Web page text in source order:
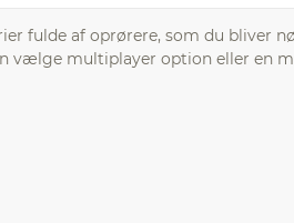
fulde af oprørere, som du bliver
vælge multiplayer option eller en